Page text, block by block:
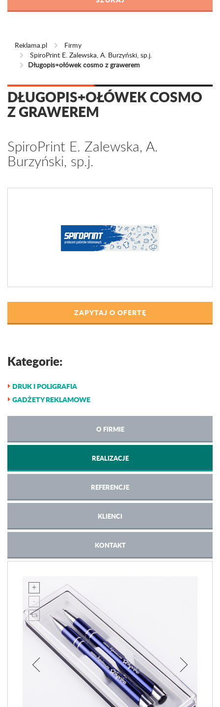
Reklama.pl
Firmy
SpiroPrint E. Zalewska, A. Burzyński, sp.j.
Długopis+ołówek cosmo z grawerem
DŁUGOPIS+OŁÓWEK COSMO
Z GRAWEREM
SpiroPrint E. Zalewska, A.
Burzyński, sp.j.
ZAPYTAJ O OFERTĘ
Kategorie:
DRUK I POLIGRAFIA
GADŻETY REKLAMOWE
O FIRMIE
REALIZACJE
REFERENCJE
KLIENCI
KONTAKT